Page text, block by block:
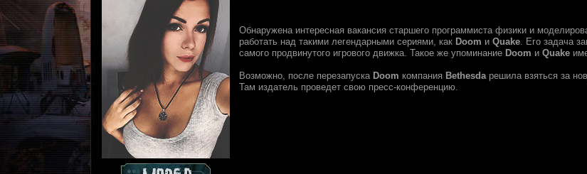
Обнаружена интересная вакансия старшего программиста физики и
работать над такими легендарными сериями, как Doom и Quake. Его задача
самого продвинутого игрового движка. Такое же упоминание Doom и Quake
Возможно, после перезапуска Doom компания Bethesdaрешила взяться за
Там издатель проведет свою пресс-конференцию.